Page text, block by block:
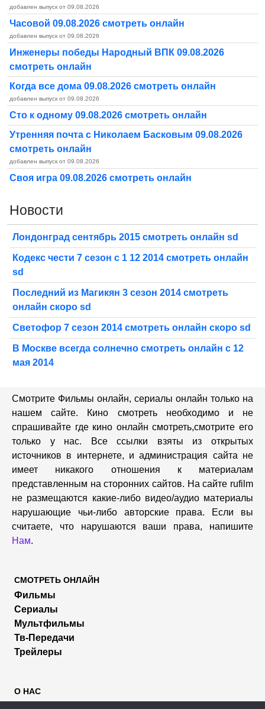
добавлен выпуск от 09.08.2026
Часовой 09.08.2026 смотреть онлайн
добавлен выпуск от 09.08.2026
Инженеры победы Народный ВПК 09.08.2026
смотреть онлайн
Когда все дома 09.08.2026 смотреть онлайн
добавлен выпуск от 09.08.2026
Сто к одному 09.08.2026 смотреть онлайн
Утренняя почта с Николаем Басковым 09.08.2026
смотреть онлайн
добавлен выпуск от 09.08.2026
Своя игра 09.08.2026 смотреть онлайн
Новости
Лондонград сентябрь 2015 смотреть онлайн sd
Кодекс чести 7 сезон с 1 12 2014 смотреть онлайн
sd
Последний из Магикян 3 сезон 2014 смотреть
онлайн скоро sd
Светофор 7 сезон 2014 смотреть онлайн скоро sd
В Москве всегда солнечно смотреть онлайн с 12
мая 2014
Смотрите Фильмы онлайн, сериалы онлайн только на
нашем сайте. Кино смотреть необходимо и не
спрашивайте где кино онлайн смотреть,cмотрите его
только у нас. Все ссылки взяты из открытых
источников в интернете, и администрация сайта не
имеет никакого отношения к материалам
представленным на сторонних сайтов. На сайте rufilm
не размещаются какие-либо видео/аудио материалы
нарушающие чьи-либо авторские права. Если вы
считаете, что нарушаются ваши права, напишите
Нам.
СМОТРЕТЬ ОНЛАЙН
Фильмы
Сериалы
Мультфильмы
Тв-Передачи
Трейлеры
О НАС